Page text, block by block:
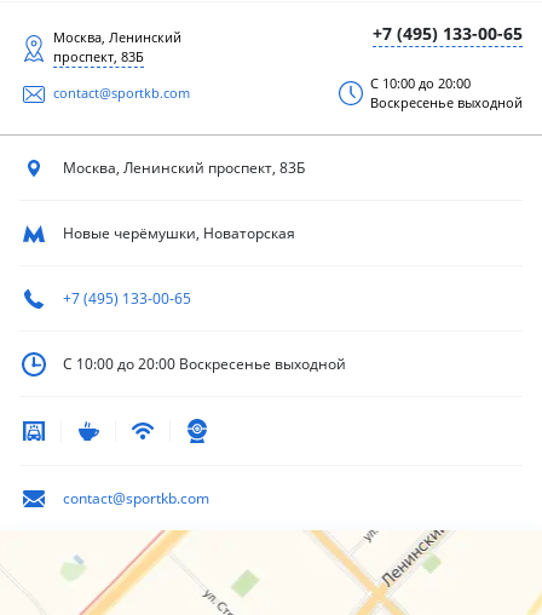
+7 (495) 133-00-65
Москва, Ленинский
проспект, 83Б
contact@sportkb.com
С 10:00 до 20:00
Воскресенье выходной
Москва, Ленинский проспект, 83Б
Новые черёмушки, Новаторская
+7 (495) 133-00-65
С 10:00 до 20:00 Воскресенье выходной
contact@sportkb.com